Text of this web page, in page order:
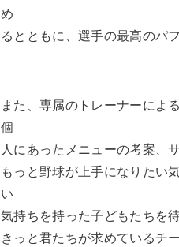
め
るとともに、選手の最高のパ
また、専属のトレーナーによ
個
人にあったメニューの考案、
もっと野球が上手になりたい
い
気持ちを持った子どもたちを
きっと君たちが求めているチ